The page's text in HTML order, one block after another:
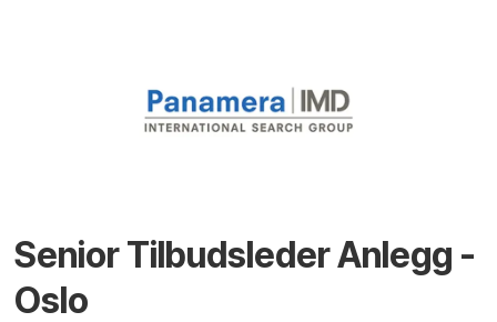
Senior Tilbudsleder Anlegg -
Oslo